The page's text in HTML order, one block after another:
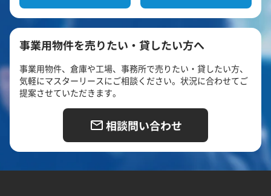
事業用物件を売りたい・貸したい方へ
事業用物件、倉庫や工場、事務所で売りたい・貸したい方、
気軽にマスターリースにご相談ください。状況に合わせてご
提案させていただきます。
相談問い合わせ